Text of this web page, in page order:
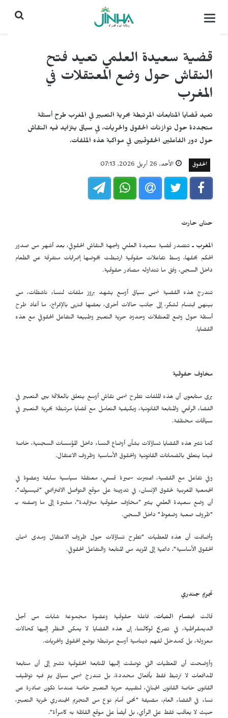
التحكم
قضية سعيدة العلمي تعيد فتح
النقاش حول وضع المعتقلات في
المغرب
تعيد قضايا المتابعات المرتبطة بحرية التعبير في المغرب طرح أسئلة
متجددة حول توازنات الحقوق والحريات، في سياق يتزايد فيه النقاش
حول دور الفاعلين الحقوقيين في مواكبة هذه الملفات.
الحقوق الأحد, 26 أبريل 2026, 07:13
حنان حارت
المغرب ـ تتصدر قضية سعيدة العلمي واجهة النقاش الحقوقي، بعد أشهر من صدور
الحكم بحقها، وسط تفاعلات حقوقية ارتبطت بخوضها إضرابات متفرقة عن الطعام
داخل السجن، وفق ما تتداوله مصادر حقوقية.
تندرج هذه القضية ضمن سياق أوسع يشهد بروز ملفات لنساء ناشطات، من
بينهن ابتسام لشكر، إلى جانب حالات أخرى، بعضها انتهى بالإفراج، ما أعاد طرح
أسئلة حول وضع المعتقلات وحدود حرية التعبير وطبيعة التفاعل الحقوقي مع هذه
القضايا.
مخاوف حقوقية
يرى متابعون أن هذه الملفات تطرح ضمن نقاش أوسع يتعلق بالعلاقة بين التعبير في
الفضاء الرقمي والمتابعة القانونية، وبكيفية التعامل مع قضايا مرتبطة بحرية التعبير في
سياقات مختلفة.
كما تثير هذه القضايا تساؤلات بشأن أوضاع النساء داخل المؤسسات السجنية، خاصة
فيما يتعلق بالضمانات القانونية والحقوق الأساسية وظروف الاعتقال.
وفي تفاعل مع القضية، اعتبرت سميرة قسمي، معتقلة سياسية سابقة وعضوة في
الجمعية المغربية لحقوق الإنسان، في تدوينة على موقع التواصل الافتراضي "فيسبوك"،
أن وضع سعيدة العلمي يثير "مخاوف حقوقية متزايدة"، مشيرة إلى ما وصفته بـ
"ظروف صعبة وضغوط" داخل السجن.
وأضافت أن هذه المعطيات "تطرح تساؤلات حول ظروف الاعتقال ومدى ضمان
الحقوق الأساسية"، داعية إلى المزيد من المتابعة والتفاعل الحقوقي.
تجريم جندري
قالت ابتسام التبات، فاعلة حقوقية وعضوة مجموعة شابات من أجل
الديمقراطية، في تصريح لوكالتنا، إن هذه القضايا لا يمكن النظر إليها كحالات
معزولة، بل كمدخل لفهم دينامية أوسع مرتبطة بوضع الحقوق والحريات.
وأوضحت أن المعطيات التي توصلت إليها المتابعة الحقوقية تشير إلى أن متابعة
المدافعات لا ترتبط فقط بأفعال محددة، بل تندرج ضمن سياق يتم فيه توظيف
القانون خاصة القانون الجنائي، لتقييد حرية التعبير خاصة عندما تكون صادرة عن
نساء في الفضاء العام، مضيفة "نحن أمام نوع من التجريم الجندري لحرية التعبير،
حيث لا يعاقب فقط على الرأي، بل أيضاً على موقع القائلة به كامرأة".